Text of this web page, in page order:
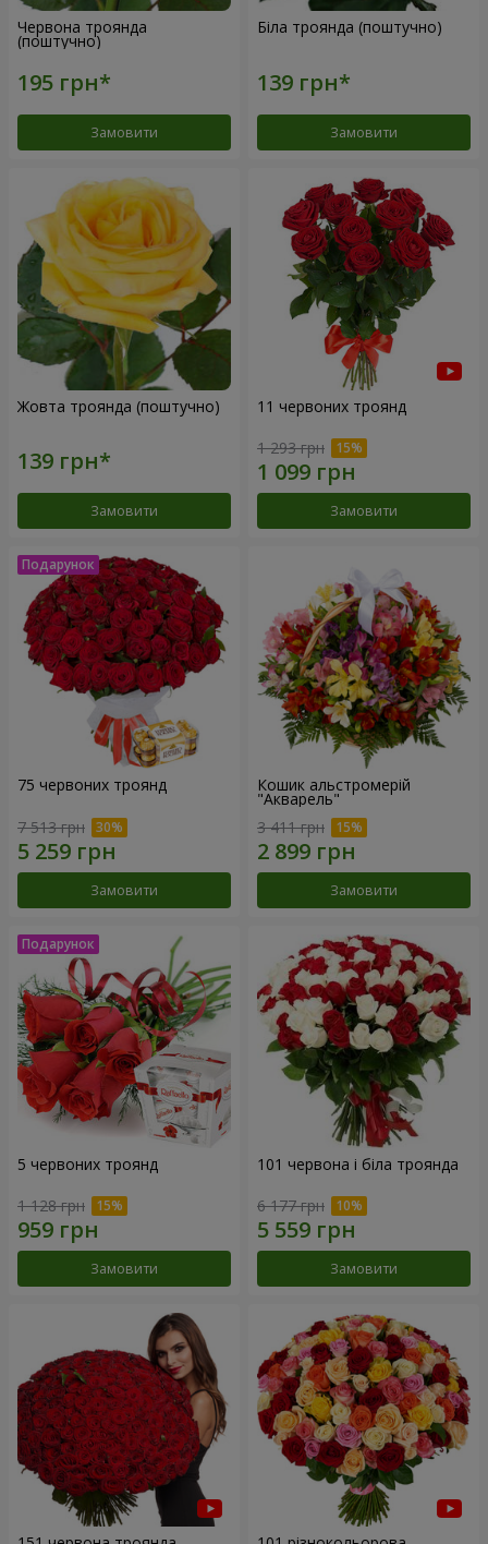
Червона троянда
(поштучно)
Замовити
Біла троянда (поштучно)
Замовити
Жовта троянда (поштучно)
Замовити
11 червоних троянд
1 293 грн
Замовити
75 червоних троянд
7 513 грн
Замовити
Кошик альстромерій
"Акварель"
3 411 грн
Замовити
5 червоних троянд
1 128 грн
Замовити
101 червона і біла троянда
6 177 грн
Замовити